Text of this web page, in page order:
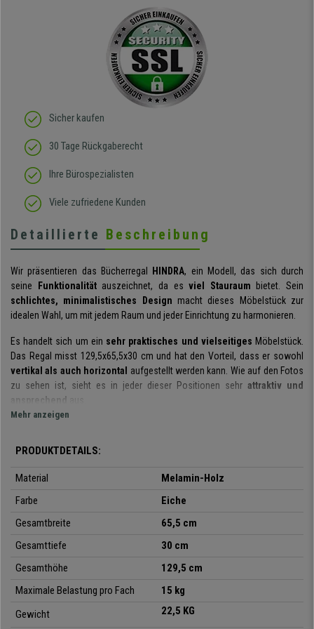
sitzt darin auch wirklich
gut! Die Sitzfläche, eine
Art straffes aber auch
elastisches Gewebe passt
sich der
Körperbewegung an.
Klare Kaufempfehlung!
Sicher kaufen
30 Tage Rückgaberecht
Ihre Bürospezialisten
Viele zufriedene Kunden
Detaillierte Beschreibung
Wir präsentieren das Bücherregal HINDRA, ein Modell, das sich durch
seine
Funktionalitätauszeichnet, da esviel Stauraum bietet. Sein
schlichtes, minimalistisches Design macht dieses Möbelstück zur
idealen Wahl, um mit jedem Raum und jeder Einrichtung zu harmonieren.
Es handelt sich um ein sehr praktisches und vielseitiges Möbelstück.
Das Regal misst 129,5x65,5x30 cm und hat den Vorteil, dass er sowohl
vertikal als auch horizontal
aufgestellt werden kann. Wie auf den Fotos
zu sehen ist, sieht es in jeder dieser Positionen sehr attraktiv und
ansprechend
Aufbewahrung von Büchern oder zur Präsentation von Dekoration oder
Es ist erwähnenswert, dass die Materialien, aus denen es hergestellt ist,
Möbelstück, das viele Jahre lang in perfektem Zustand bleibt und leicht zu
reinigen und zu pflegen ist.
Seinerobuste Holzstruktur garantiert Stabilität und Festigkeit
an der Wand, die einesichere Nutzung gewährleistet und dem Regal in
jeder Position
verleiht, in der es aufgestellt wird.
Mehr anzeigen
PRODUKTDETAILS:
Material
Melamin-Holz
Farbe
Eiche
Gesamtbreite
65,5 cm
Gesamttiefe
30 cm
Gesamthöhe
129,5 cm
Maximale Belastung pro Fach
15 kg
Gewicht
22,5 KG